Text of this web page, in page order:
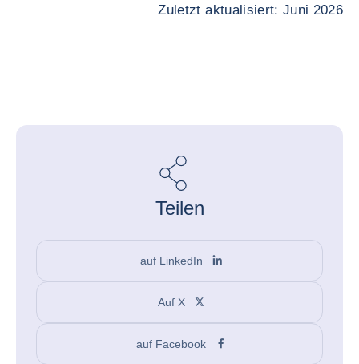
Zuletzt aktualisiert: Juni 2026
Teilen
auf LinkedIn
Auf X
auf Facebook